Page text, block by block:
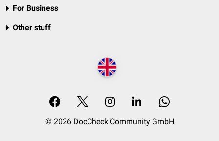
For Business
Other stuff
© 2026 DocCheck Community GmbH